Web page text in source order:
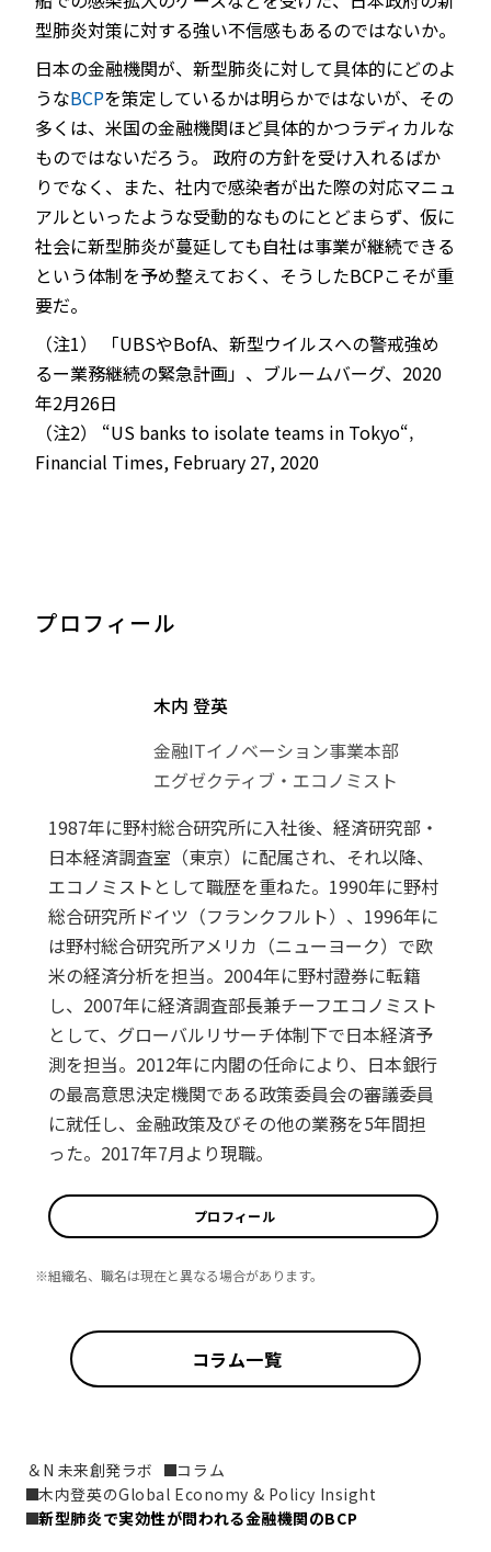
型肺炎対策に対する強い不信感もあるのではないか。
日本の金融機関が、新型肺炎に対して具体的にどのよ
うなBCPを策定しているかは明らかではないが、その
多くは、米国の金融機関ほど具体的かつラディカルな
ものではないだろう。 政府の方針を受け入れるばか
りでなく、また、社内で感染者が出た際の対応マニュ
アルといったような受動的なものにとどまらず、仮に
社会に新型肺炎が蔓延しても自社は事業が継続できる
という体制を予め整えておく、そうしたBCPこそが重
要だ。
（注1） 「UBSやBofA、新型ウイルスへの警戒強め
るー業務継続の緊急計画」、ブルームバーグ、2020
年2月26日
（注2） “US banks to isolate teams in Tokyo“‚
Financial Times, February 27, 2020
プロフィール
木内 登英
金融ITイノベーション事業本部
エグゼクティブ・エコノミスト
1987年に野村総合研究所に入社後、経済研究部・
日本経済調査室（東京）に配属され、それ以降、
エコノミストとして職歴を重ねた。1990年に野村
総合研究所ドイツ（フランクフルト）、1996年に
は野村総合研究所アメリカ（ニューヨーク）で欧
米の経済分析を担当。2004年に野村證券に転籍
し、2007年に経済調査部長兼チーフエコノミスト
として、グローバルリサーチ体制下で日本経済予
測を担当。2012年に内閣の任命により、日本銀行
の最高意思決定機関である政策委員会の審議委員
に就任し、金融政策及びその他の業務を5年間担
った。2017年7月より現職。
プロフィール
※組織名、職名は現在と異なる場合があります。
コラム一覧
＆N 未来創発ラボ
コラム
木内登英のGlobal Economy & Policy Insight
新型肺炎で実効性が問われる金融機関のBCP